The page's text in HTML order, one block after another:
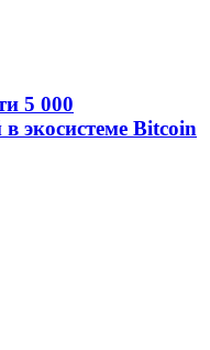
5 000
экосистеме Bitcoin